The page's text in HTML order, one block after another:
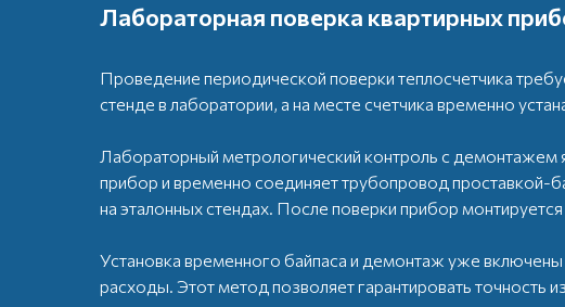
Лабораторная поверка квартирных
Проведение периодической поверки теплосчетчика
стенде в лаборатории, а на месте счетчика временно
Лабораторный метрологический контроль с
прибор и временно соединяет трубопровод проставкой-
на эталонных стендах. После поверки прибор монтируется
Установка временного байпаса и демонтаж уже
расходы. Этот метод позволяет гарантировать точность